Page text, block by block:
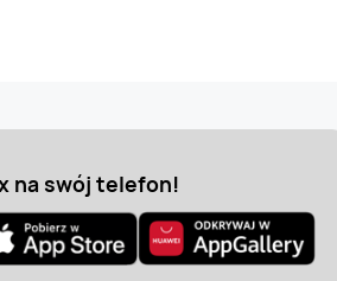
na swój telefon!